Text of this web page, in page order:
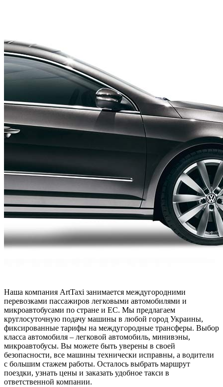
Наша компания ArtTaxi занимается междугородними
перевозками пассажиров легковыми автомобилями и
микроавтобусами по стране и ЕС. Мы предлагаем
круглосуточную подачу машины в любой город Украины,
фиксированные тарифы на междугородные трансферы. Выбор
класса автомобиля – легковой автомобиль, минивэны,
микроавтобусы. Вы можете быть уверены в своей
безопасности, все машины технически исправны, а водители
с большим стажем работы. Осталось выбрать маршрут
поездки, узнать цены и заказать удобное такси в
ответственной компании.